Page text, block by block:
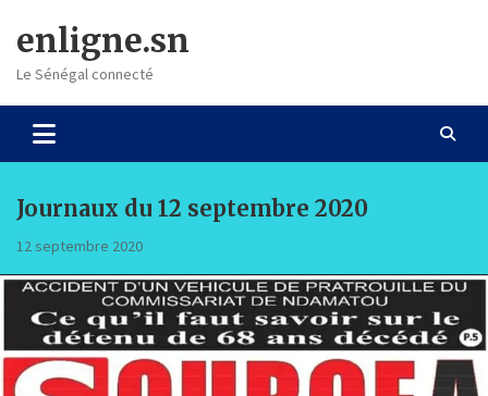
content
enligne.sn
Le Sénégal connecté
Journaux du 12 septembre 2020
12 septembre 2020